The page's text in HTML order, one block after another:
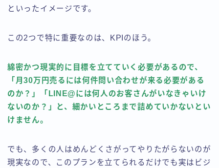
といったイメージです。
この2つで特に重要なのは、KPIのほう。
綿密かつ現実的に目標を立てていく必要があるので、
「月30万円売るには何件問い合わせが来る必要がある
のか？」「LINE@には何人のお客さんがいなきゃいけ
ないのか？」と、細かいところまで詰めていかないとい
けません。
でも、多くの人はめんどくさがってやりたがらないのが
現実なので、このプランを立てられるだけでも実はビジ